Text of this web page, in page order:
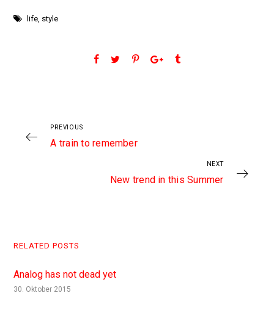
life style
PREVIOUS
A train to remember
NEXT
New trend in this Summer
RELATED POSTS
Analog has not dead yet
30. Oktober 2015